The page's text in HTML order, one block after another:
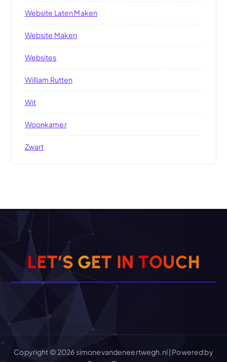
Website Laten Maken
Website Maken
Websites
William Rutten
Wit
Woonkamer
Zwart
LET’S GET IN TOUCH
Copyright © 2026 simonevandeneertwegh.nl | Powered by